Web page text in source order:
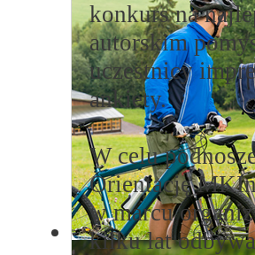
konkurs na
autorskim
uczestnicy
ankiety.
W celu
Orientację
w marcu
kilku lat